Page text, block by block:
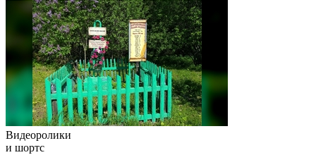
Видеоролики
и шортс